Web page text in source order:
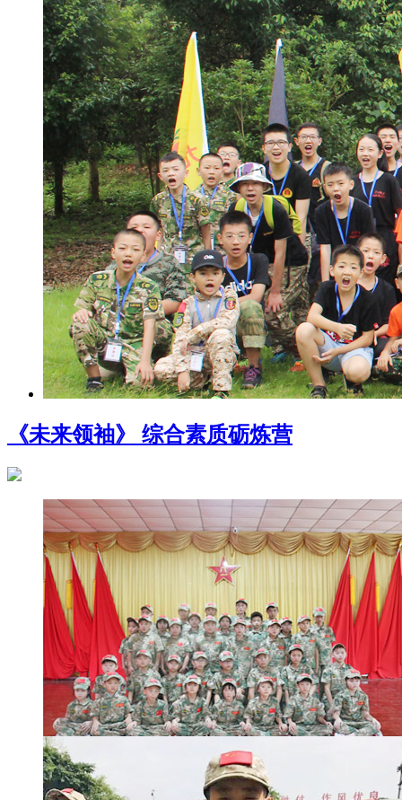
《未来领袖》 综合素质砺炼营